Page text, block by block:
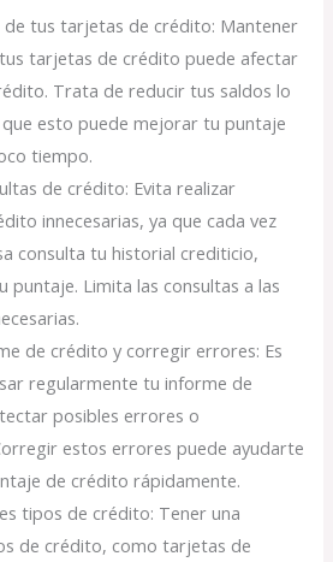
de tus tarjetas de crédito: Mantener
tarjetas de crédito puede afectar
Trata de reducir tus saldos lo
esto puede mejorar tu puntaje
tiempo.
de crédito: Evita realizar
innecesarias, ya que cada vez
consulta tu historial crediticio,
puntaje. Limita las consultas a las
de crédito y corregir errores: Es
regularmente tu informe de
posibles errores o
estos errores puede ayudarte
de crédito rápidamente.
tipos de crédito: Tener una
de crédito, como tarjetas de